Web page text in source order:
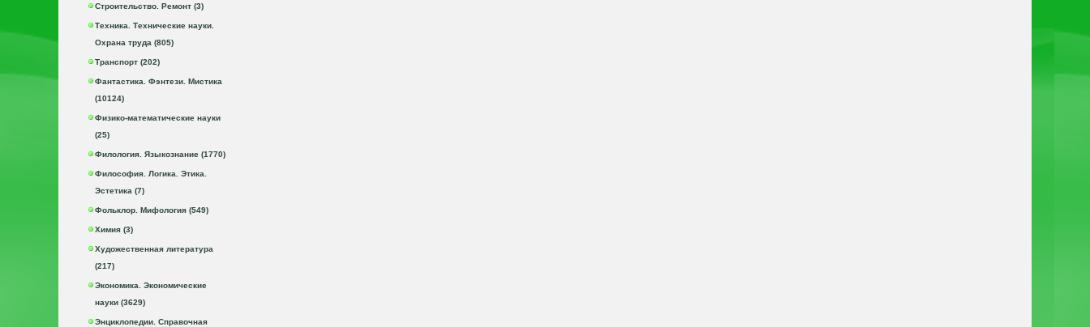
Строительство. Ремонт (3)
Техника. Технические науки.
Охрана труда (805)
Транспорт (202)
Фантастика. Фэнтези. Мистика
(10124)
Физико-математические науки
(25)
Филология. Языкознание (1770)
Философия. Логика. Этика.
Эстетика (7)
Фольклор. Мифология (549)
Химия (3)
Художественная литература
(217)
Экономика. Экономические
науки (3629)
Энциклопедии. Справочная